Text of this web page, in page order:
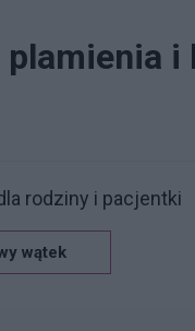
rodziny i pacjentki
wątek